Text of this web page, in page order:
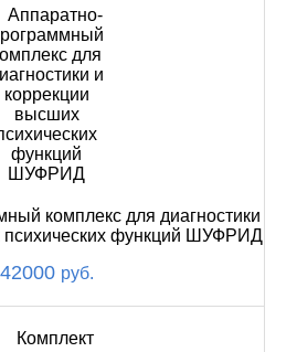
комплекс для диагностики
психических функций ШУФРИД
42000 руб.